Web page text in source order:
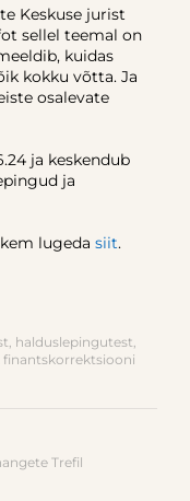
Keskuse jurist
sellel teemal on
kuidas
kokku võtta. Ja
osalevate
ja keskendub
ja
lugeda siit.
halduslepingutest,
Trefil